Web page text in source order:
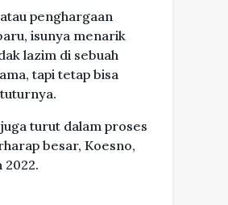
penghargaan
isunya menarik
lazim di sebuah
tapi tetap bisa
turut dalam proses
besar, Koesno,
2022.